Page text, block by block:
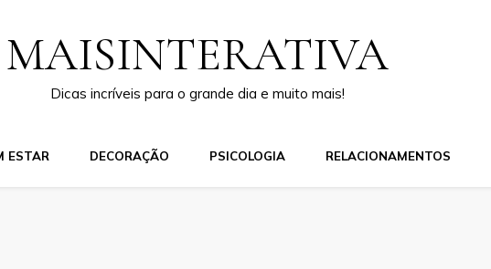
MAISINTERATIVA
Dicas incríveis para o grande dia e muito mais!
ESTAR DECORAÇÃO PSICOLOGIA RELACIONAMENTOS